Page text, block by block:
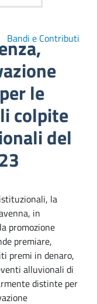
le
colpite
del
Bandi e Contributi
la
in
promozione
premiare,
premi in denaro,
alluvionali di
distinte per